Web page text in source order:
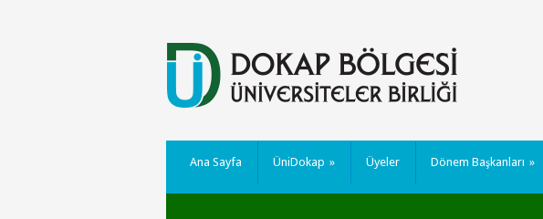
Ana Sayfa ÜniDokap » Üyeler Dönem Başkanları »